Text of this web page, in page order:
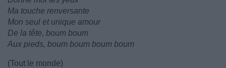
Ma touche renversante
Mon seul et unique amour
De la tête, boum boum
Aux pieds, boum boum boum boum
(Tout le monde)